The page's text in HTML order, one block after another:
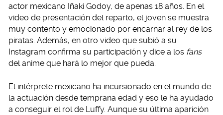
actor mexicano Iñaki Godoy, de apenas 18 años. En el
video de presentación del reparto, el joven se muestra
muy contento y emocionado por encarnar al rey de los
piratas. Además, en otro video que subió a su
Instagram confirma su participación y dice a los fans
del anime que hará lo mejor que pueda.
El intérprete mexicano ha incursionado en el mundo de
la actuación desde temprana edad y eso le ha ayudado
a conseguir el rol de Luffy. Aunque su última aparición